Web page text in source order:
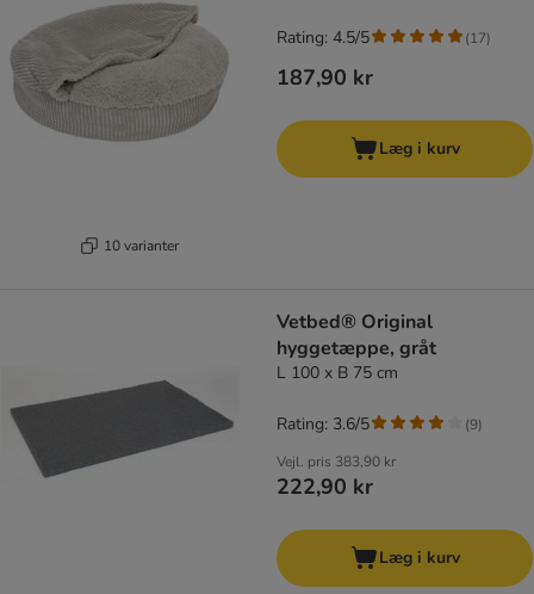
10 varianter
187,90 kr
Rating: 4.5/5 (17)
Læg i kurv
Vetbed® Original
hyggetæppe, gråt
L 100 x B 75 cm
Vejl. pris 383,90 kr
222,90 kr
Rating: 3.6/5 (9)
Læg i kurv